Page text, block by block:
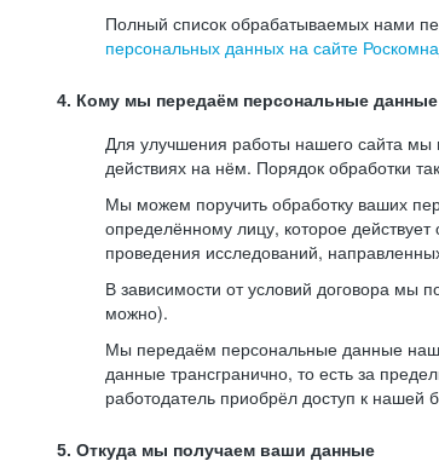
Полный список обрабатываемых нами
персональных данных на сайте
4. Кому мы передаём персональные данные
Для улучшения работы нашего сайта мы
действиях на нём. Порядок обработки
Мы можем поручить обработку ваших
определённому лицу, которое
проведения исследований,
В зависимости от условий договора мы
можно).
Мы передаём персональные данные
данные трансгранично, то есть за
работодатель приобрёл доступ к нашей
5. Откуда мы получаем ваши данные